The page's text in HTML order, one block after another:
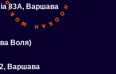
83A, Варшава
Воля)
Варшава